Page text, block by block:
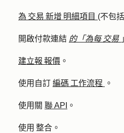
為 交易 新增 明細項目 (不包
開啟付款連結 的「為每 交易
建立報 報價 。
使用自訂 編碼 工作流程 。
使用關 聯 API 。
使用 整合。